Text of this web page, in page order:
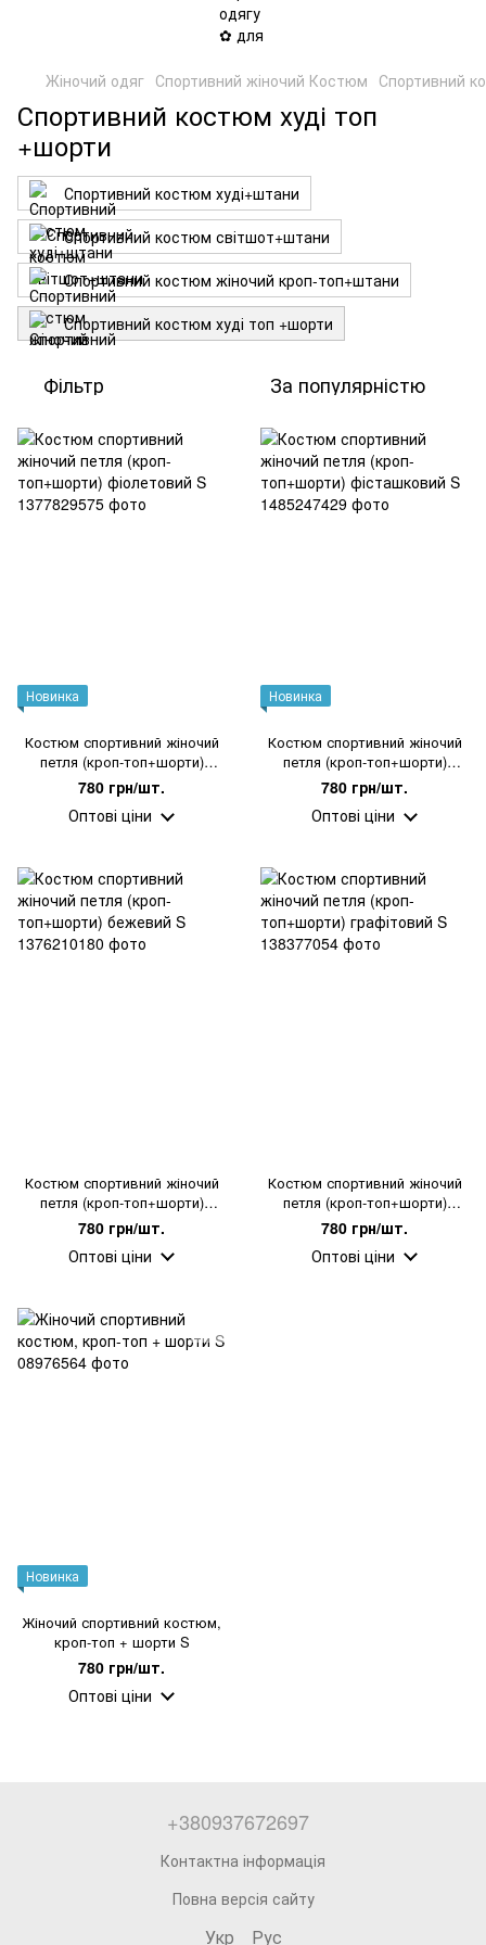
Жіночий одяг Спортивний жіночий Костюм Спортивний
Спортивний костюм худі топ
+шорти
Спортивний костюм худі+штани
Спортивний костюм світшот+штани
Спортивний костюм жіночий кроп-топ+штани
Спортивний костюм худі топ +шорти
Фільтр За популярністю
Новинка
Костюм спортивний жіночий
петля (кроп-топ+шорти)
фіолетовий S
780 грн/шт.
Оптові ціни
Новинка
Костюм спортивний жіночий
петля (кроп-топ+шорти)
фісташковий S
780 грн/шт.
Оптові ціни
Костюм спортивний жіночий
петля (кроп-топ+шорти)
бежевий S
780 грн/шт.
Оптові ціни
Костюм спортивний жіночий
петля (кроп-топ+шорти)
графітовий S
780 грн/шт.
Оптові ціни
Новинка
Жіночий спортивний костюм,
кроп-топ + шорти S
780 грн/шт.
Оптові ціни
+380937672697
Контактна інформація
Повна версія сайту
Укр Рус